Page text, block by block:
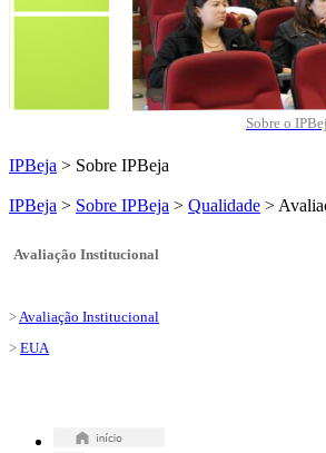
Sobre o
IPBeja > Sobre IPBeja
IPBeja > Sobre IPBeja > Qualidade >
Avaliação Institucional
>Avaliação Institucional
> EUA